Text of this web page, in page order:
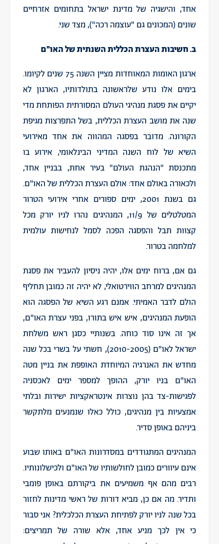
אחד, והישגיה של מדינת ישראל בתחומים אזרחיים
שונים (המכונים גם "עוצמה רכה"), מצד שני.
ב. חשיבות העצרת הכללית השנתית של האו"ם
ארגון האומות המאוחדות מציין השנה 75 שנים לקיומו.
בימים אלו נודע שלראשונה בתולדותיו, הארגון לא
יקיים את פסגת מנהיגי העולם המסורתית הפותחת מדי
שנה את מושב העצרת הכללית, בשל התפרצות מגיפת
הקורונה. מדובר בפסגה המהווה את אחד מאירועי
השיא של לוח השנה המדיני הבינלאומי, אירוע בו
מתכנסת "הנהגת העולם" בעיר אחת, בבניין אחד,
ולכאורה באולם אחד: אולם העצרת הכללית של האו"ם.
גם בשנת 2001, ימים ספורים אחרי אירועי הטרור
המטלטלים של 11/9, המנהיגים נהרו לניו יורק מכל
קצוות תבל והפסגה הפכה לסמל לנחישות עולמית
למלחמה בטרור.
גם אם, ברוח ימים אלו, יהיה ניסיון להעביר את פסגת
המנהיגים למרחב הווירטואלי, לא יהיה זה כמובן תחליף
הולם לדבר האמיתי. אמנם רגע השיא של הפסגה הוא
הופעת המנהיגים, איש איש בתורו, בפני עצרת האו"ם,
אך זה אינו סוד כוחה. בשנותיי כסגן ראש משלחת
ישראל לאו"ם (2010-2005), חשתי על בשרי בכל שנה
מחדש את האנרגיה המיוחדת האופפת את בניין מטה
האו"ם בניו יורק, ההופך למספר ימים לאכסניה
לפגישות-צד בהן נוצרות אינטראקציות ישירות ובלתי
אמצעיות בין מנהיגים, כולל כאלו שנמנעים מלתקשר
ביניהם באופן סדיר.
המנהיגים המתגודדים במסדרונות האו"ם באותו שבוע
אינם עיוורים כמובן לחולשותיו של האו"ם ולכישלונותיו.
רבים מהם אף משמיעים את ביקורתם באופן פומבי
ותדיר. מה אם כן, מביא דורות של ראשי מדינות לחזור
בכל שנה לניו יורק לפתיחת העצרת הכלכלית? אני סבור
כי אין לכך מניע אחד, אלא שורה של תמריצים: